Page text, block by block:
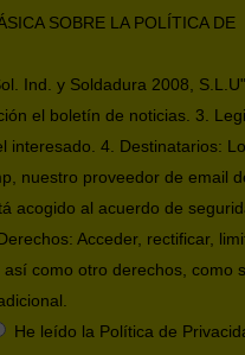
SOBRE LA POLÍTICA DE
Ind. y Soldadura 2008,
el boletín de noticias. 3.
interesado. 4. Destinatarios:
nuestro proveedor de email
acogido al acuerdo de
Acceder, rectificar,
como otro derechos, como
He leído la Política de